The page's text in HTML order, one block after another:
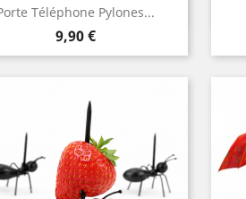
Téléphone Pylones...
Prix
9,90 €
Aperçu rapide